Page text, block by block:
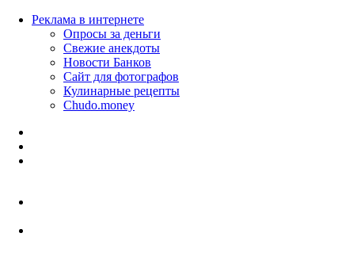
Реклама в интернете
Опросы за деньги
Свежие анекдоты
Новости Банков
Сайт для фотографов
Кулинарные рецепты
Chudo.money